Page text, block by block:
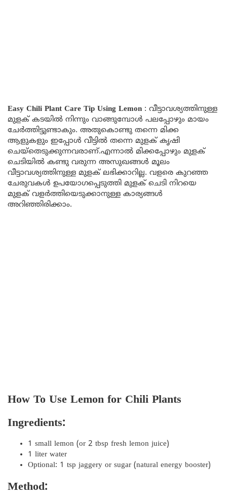
Easy Chili Plant Care Tip Using Lemon : വീട്ടാവശ്യത്തിനുള്ള
മുളക് കടയിൽ നിന്നും വാങ്ങുമ്പോൾ പലപ്പോഴും മായം
ചേർത്തിട്ടുണ്ടാകും. അതുകൊണ്ടു തന്നെ മിക്ക
ആളുകളും ഇപ്പോൾ വീട്ടിൽ തന്നെ മുളക് കൃഷി
ചെയ്തെടുക്കുന്നവരാണ്.എന്നാൽ മിക്കപ്പോഴും മുളക്
ചെടിയിൽ കണ്ടു വരുന്ന അസുഖങ്ങൾ മൂലം
വീട്ടാവശ്യത്തിനുള്ള മുളക് ലഭിക്കാറില്ല. വളരെ കുറഞ്ഞ
ചേരുവകൾ ഉപയോഗപ്പെടുത്തി മുളക് ചെടി നിറയെ
മുളക് വളർത്തിയെടുക്കാനുള്ള കാര്യങ്ങൾ
അറിഞ്ഞിരിക്കാം.
How To Use Lemon for Chili Plants
Ingredients:
1 small lemon (or 2 tbsp fresh lemon juice)
1 liter water
Optional: 1 tsp jaggery or sugar (natural energy booster)
Method: